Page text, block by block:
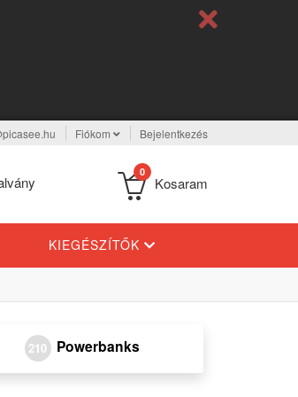
Fiókom Bejelentkezés
0
Kosaram
KIEGÉSZÍTŐK
210 Powerbanks